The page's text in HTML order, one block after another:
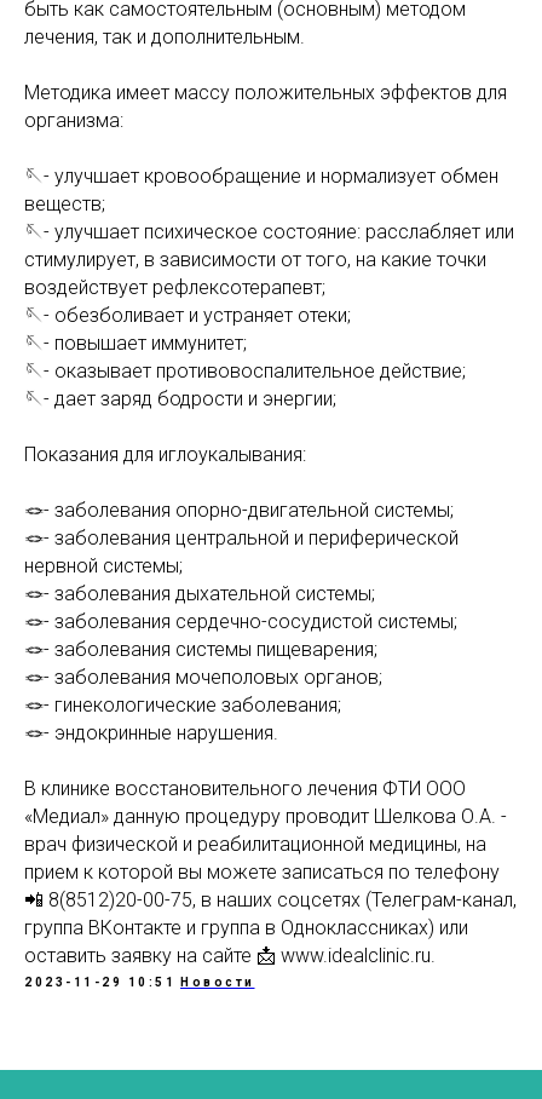
быть как самостоятельным (основным) методом
лечения, так и дополнительным.
Методика имеет массу положительных эффектов для
организма:
🪡- улучшает кровообращение и нормализует обмен
веществ;
🪡- улучшает психическое состояние: расслабляет или
стимулирует, в зависимости от того, на какие точки
воздействует рефлексотерапевт;
🪡- обезболивает и устраняет отеки;
🪡- повышает иммунитет;
🪡- оказывает противовоспалительное действие;
🪡- дает заряд бодрости и энергии;
Показания для иглоукалывания:
🪢- заболевания опорно-двигательной системы;
🪢- заболевания центральной и периферической
нервной системы;
🪢- заболевания дыхательной системы;
🪢- заболевания сердечно-сосудистой системы;
🪢- заболевания системы пищеварения;
🪢- заболевания мочеполовых органов;
🪢- гинекологические заболевания;
🪢- эндокринные нарушения.
В клинике восстановительного лечения ФТИ ООО
«Медиал» данную процедуру проводит Шелкова О.А. -
врач физической и реабилитационной медицины, на
прием к которой вы можете записаться по телефону
📲 8(8512)20-00-75, в наших соцсетях (Телеграм-канал,
группа ВКонтакте и группа в Одноклассниках) или
оставить заявку на сайте 📩 www.idealclinic.ru.
2023-11-29 10:51 Новости